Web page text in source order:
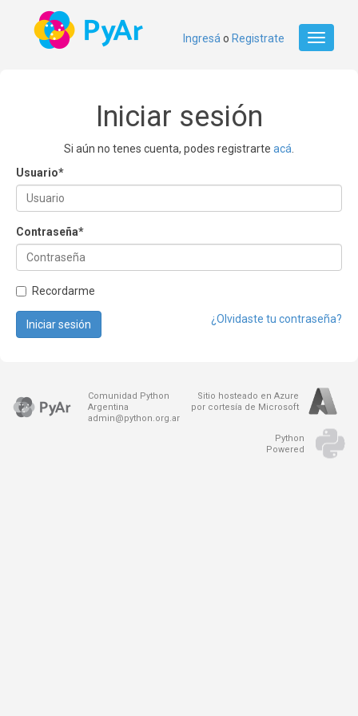
Toggle
Ingresá o Registrate
Iniciar sesión
Si aún no tenes cuenta, podes registrarte acá
Usuario*
Contraseña*
Recordarme
¿Olvidaste tu contraseña?
Iniciar sesión
Comunidad Python
Argentina
admin@python.org.ar
Sitio hosteado en Azure
por cortesía de Microsoft
Python
Powered